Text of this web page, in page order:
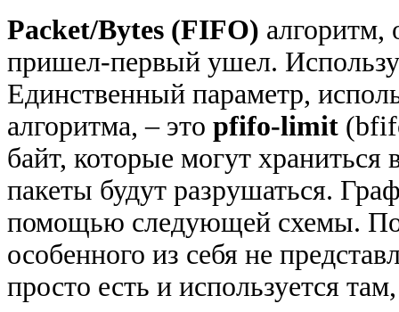
Packet/Bytes (FIFO) алгоритм,
пришел-первый ушел.
Единственный параметр,
алгоритма, – это pfifo-limit
байт, которые могут
пакеты будут разрушаться.
помощью следующей схемы. По
особенного из себя не
просто есть и используется